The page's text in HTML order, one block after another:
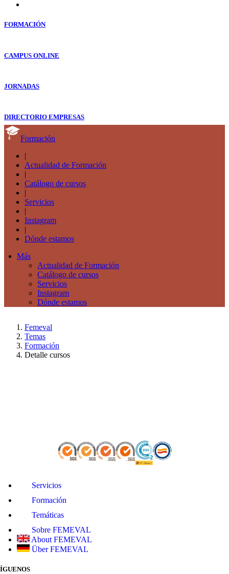
FORMACIÓN
CAMPUS ONLINE
JORNADAS
DIRECTORIO EMPRESAS
Formación
|
Actualidad de Formación
|
Catálogo de cursos
|
Servicios
|
Instagram
|
Dónde estamos
Más
Actualidad de Formación
Catálogo de cursos
Servicios
Instagram
Dónde estamos
Femeval
Temas
Formación
Detalle cursos
Servicios
Formación
Temáticas
Sobre FEMEVAL
About FEMEVAL
Über FEMEVAL